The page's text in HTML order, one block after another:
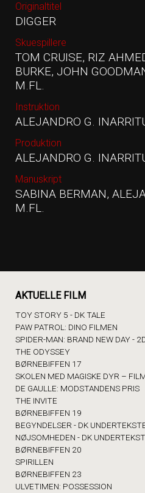
Originaltitel
DIGGER
Skuespillere
TOM CRUISE, RIZ
BURKE, JOHN
M.FL.
Instruktion
ALEJANDRO G.
Produktion
ALEJANDRO G.
Manuskript
SABINA BERMAN,
M.FL.
AKTUELLE FILM
TOY STORY 5 - DK TALE
PAW PATROL: DINO FILMEN
SPIDER-MAN: BRAND NEW DAY -
THE ODYSSEY
BØRNEBIFFEN 17
SKOLEN MED MAGISKE DYR –
DE GAULLE: MODSTANDENS PRIS
THE INVITE
BØRNEBIFFEN 19
BEGYNDELSER - DK
NØJSOMHEDEN - DK
BØRNEBIFFEN 20
SPIRILLEN
BØRNEBIFFEN 23
ULVETIMEN: POSSESSION